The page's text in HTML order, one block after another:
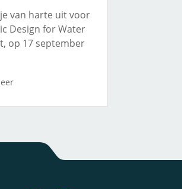
van harte uit voor
Design for Water
op 17 september